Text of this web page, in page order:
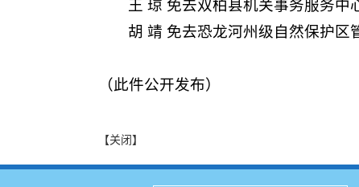
王 琼 免去双柏县机关事务服务中
胡 靖 免去恐龙河州级自然保护区
（此件公开发布）
【关闭】